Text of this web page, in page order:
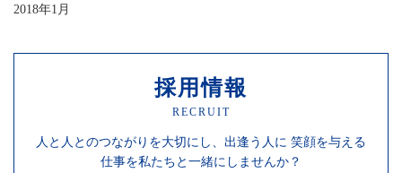
2018年1月
採用情報
RECRUIT
人と人とのつながりを大切にし、 出逢う人に 笑顔を与える
仕事を私たちと一緒にしませんか？